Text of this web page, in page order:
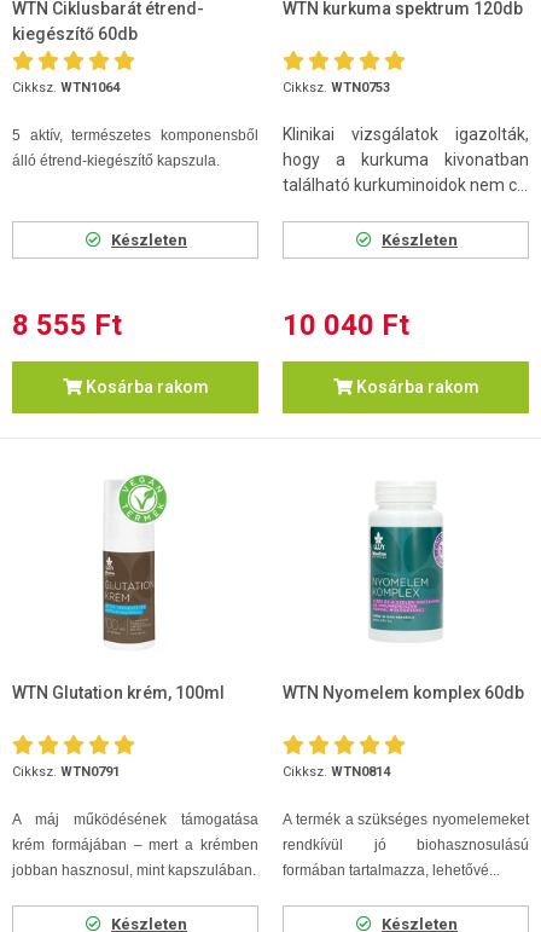
WTN Ciklusbarát étrend-
kiegészítő 60db
Cikksz. WTN1064
5 aktív, természetes komponensből
álló étrend-kiegészítő kapszula.
Készleten
8 555 Ft
Kosárba rakom
WTN kurkuma spektrum 120db
Cikksz. WTN0753
Klinikai vizsgálatok igazolták,
hogy a kurkuma kivonatban
található kurkuminoidok nem c...
Készleten
10 040 Ft
Kosárba rakom
WTN Glutation krém, 100ml
Cikksz. WTN0791
A máj működésének támogatása
krém formájában – mert a krémben
jobban hasznosul, mint kapszulában.
Készleten
WTN Nyomelem komplex 60db
Cikksz. WTN0814
A termék a szükséges nyomelemeket
rendkívül jó biohasznosulású
formában tartalmazza, lehetővé...
Készleten